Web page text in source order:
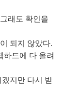
래도 확인을
되지 않았다.
하드에 다 올려
지만 다시 받